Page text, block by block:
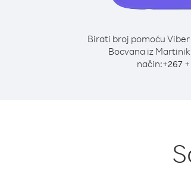
Birati broj pomoću
Bocvana iz
način:+267 +